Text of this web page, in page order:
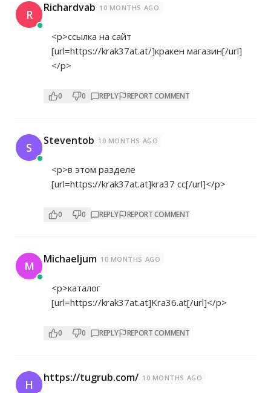
R Richardvab 10 MONTHS AGO
<p>ссылка на сайт
[url=https://krak37at.at/]кракен магазин[/url]
</p>
0 0 REPLY REPORT COMMENT
S Steventob 10 MONTHS AGO
<p>в этом разделе
[url=https://krak37at.at]kra37 сс[/url]</p>
0 0 REPLY REPORT COMMENT
M Michaeljum 10 MONTHS AGO
<p>каталог
[url=https://krak37at.at]Kra36.at[/url]</p>
0 0 REPLY REPORT COMMENT
H https://tugrub.com/ 10 MONTHS AGO